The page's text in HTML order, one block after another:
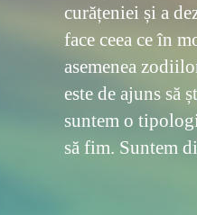
curățeniei și a
face ceea ce în
asemenea
este de ajuns să
suntem o
să fim. Suntem